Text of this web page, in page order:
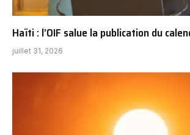
Haïti : l’OIF salue la publication du
juillet 31, 2026